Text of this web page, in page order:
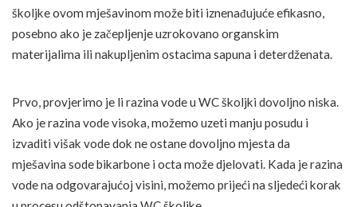
školjke ovom mješavinom može biti iznenađujuće efikasno,
posebno ako je začepljenje uzrokovano organskim
materijalima ili nakupljenim ostacima sapuna i deterdženata.
Prvo, provjerimo je li razina vode u WC školjki dovoljno niska.
Ako je razina vode visoka, možemo uzeti manju posudu i
izvaditi višak vode dok ne ostane dovoljno mjesta da
mješavina sode bikarbone i octa može djelovati. Kada je razina
vode na odgovarajućoj visini, možemo prijeći na sljedeći korak